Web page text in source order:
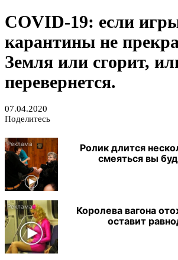
COVID-19: если
карантины не
Земля или сгорит,
перевернется.
07.04.2020
Поделитесь
Ролик длится
смеяться вы
Королева вагона
оставит